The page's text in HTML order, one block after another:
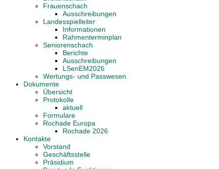
Frauenschach
Ausschreibungen
Landesspielleiter
Informationen
Rahmenterminplan
Seniorenschach
Berichte
Ausschreibungen
LSenEM2026
Wertungs- und Passwesen
Dokumente
Übersicht
Protokolle
aktuell
Formulare
Rochade Europa
Rochade 2026
Kontakte
Vorstand
Geschäftsstelle
Präsidium